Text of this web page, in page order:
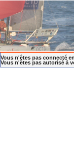
Vous n'êtes pas connecté
Vous n'êtes pas autorisé à